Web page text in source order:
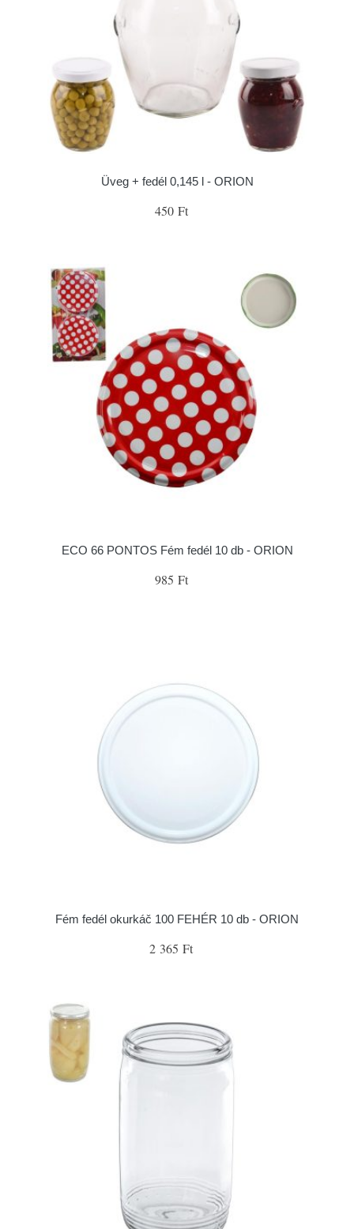
Üveg + fedél 0,145 l - ORION
450 Ft
ECO 66 PONTOS Fém fedél 10 db - ORION
985 Ft
Fém fedél okurkáč 100 FEHÉR 10 db - ORION
2 365 Ft